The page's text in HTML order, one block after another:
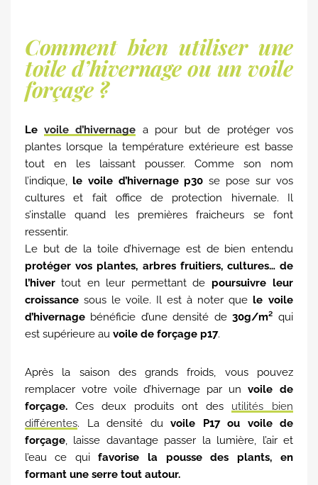
Comment bien utiliser une
toile d’hivernage ou un voile
forçage ?
Le voile d’hivernage a pour but de protéger vos
plantes lorsque la température extérieure est basse
tout en les laissant pousser. Comme son nom
l’indique, le voile d’hivernage p30 se pose sur vos
cultures et fait office de protection hivernale. Il
s’installe quand les premières fraicheurs se font
ressentir.
Le but de la toile d’hivernage est de bien entendu
protéger vos plantes, arbres fruitiers, cultures… de
l’hiver tout en leur permettant de poursuivre leur
croissance sous le voile. Il est à noter que le voile
d’hivernage bénéficie d’une densité de 30g/m² qui
est supérieure au voile de forçage p17.
Après la saison des grands froids, vous pouvez
remplacer votre voile d’hivernage par un voile de
forçage. Ces deux produits ont des utilités bien
différentes. La densité du voile P17 ou voile de
forçage, laisse davantage passer la lumière, l’air et
l’eau ce qui favorise la pousse des plants, en
formant une serre tout autour.